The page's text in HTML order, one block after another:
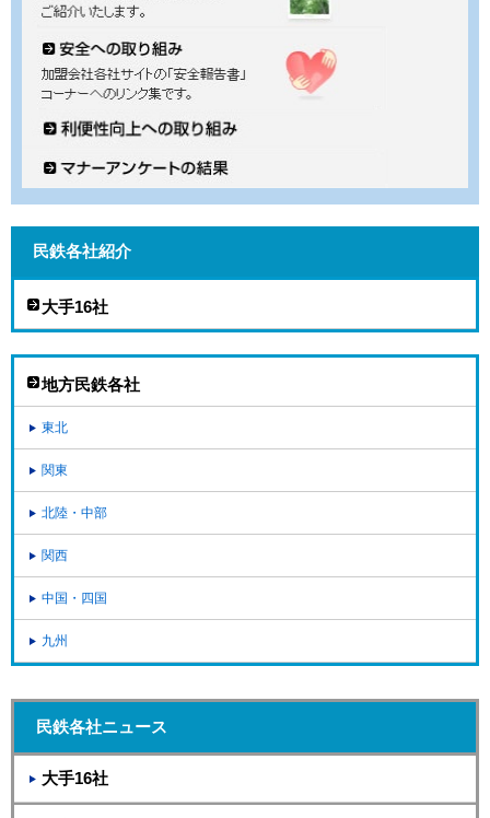
民鉄各社紹介
大手16社
地方民鉄各社
東北
関東
北陸・中部
関西
中国・四国
九州
民鉄各社ニュース
大手16社